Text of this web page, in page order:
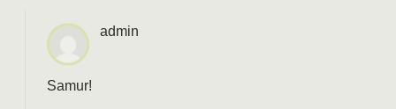
admin
Samur!